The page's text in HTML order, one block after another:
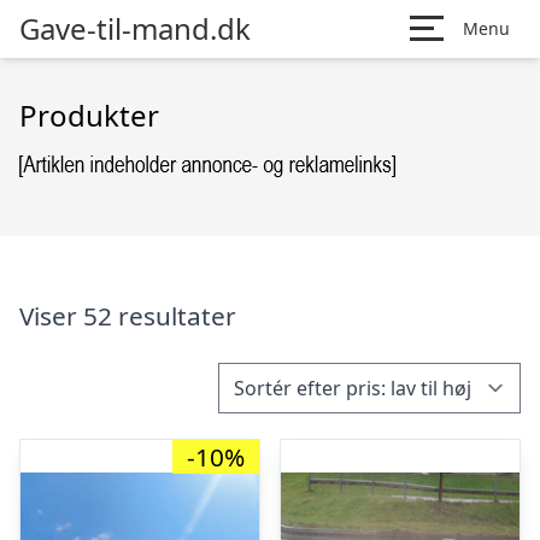
Gave-til-mand.dk Menu
Produkter
Viser 52 resultater
-10%